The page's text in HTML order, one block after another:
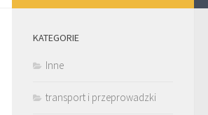
KATEGORIE
Inne
transport i przeprowadzki